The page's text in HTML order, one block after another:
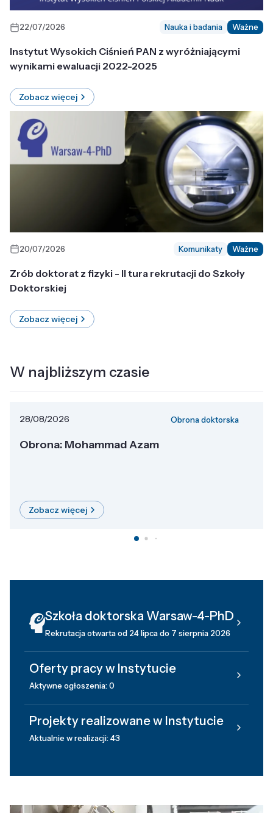
22/07/2026 Nauka i badania Ważne
Instytut Wysokich Ciśnień PAN z wyróżniającymi
wynikami ewaluacji 2022-2025
Zobacz więcej
20/07/2026 Komunikaty Ważne
Zrób doktorat z fizyki - II tura rekrutacji do Szkoły
Doktorskiej
Zobacz więcej
W najbliższym czasie
28/08/2026 Obrona doktorska
Obrona: Mohammad Azam
Zobacz więcej
Szkoła doktorska Warsaw-4-PhD
Rekrutacja otwarta od 24 lipca do 7 sierpnia 2026
Oferty pracy w Instytucie
Aktywne ogłoszenia: 0
Projekty realizowane w Instytucie
Aktualnie w realizacji: 43